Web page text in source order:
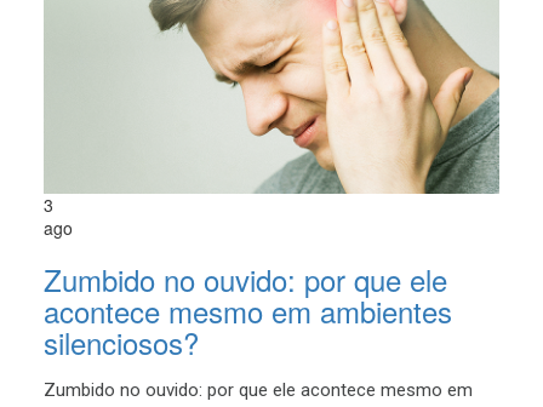
3
ago
Zumbido no ouvido: por que ele
acontece mesmo em ambientes
silenciosos?
Zumbido no ouvido: por que ele acontece mesmo em